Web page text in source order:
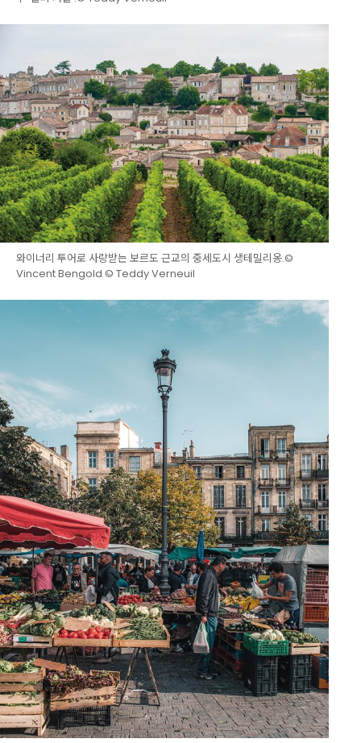
와이너리 투어로 사랑받는 보르도 근교의 중세도시 생테밀리옹.©
Vincent Bengold © Teddy Verneuil